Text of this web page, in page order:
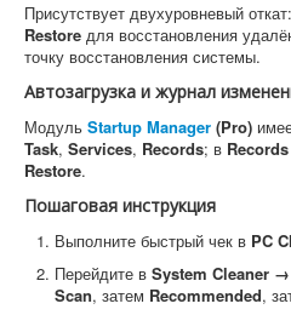
Присутствует двухуровневый откат:
Restore для восстановления
точку восстановления системы.
Автозагрузка и журнал
Модуль Startup Manager (Pro)
Task, Services, Records; в Records
Restore.
Пошаговая инструкция
Выполните быстрый чек в PC
Перейдите в System Cleaner
Scan, затем Recommended,